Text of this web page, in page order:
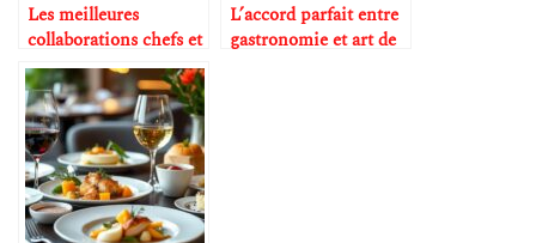
Les meilleures
collaborations chefs et
maisons de vin
L’accord parfait entre
gastronomie et art de